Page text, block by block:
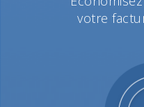
votre